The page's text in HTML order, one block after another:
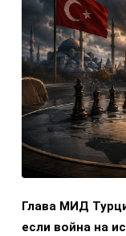
Глава МИД
если война на